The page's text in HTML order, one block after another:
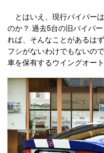
とはいえ、現行バイパー
のか？ 過去5台の旧バイパ
れば、そんなことがあるは
フシがないわけでもないの
車を保有するウイングオート